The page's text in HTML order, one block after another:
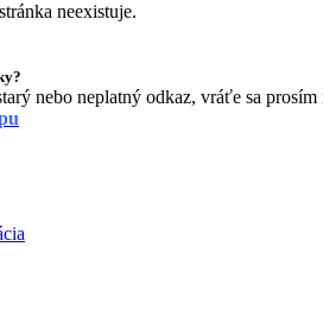
neexistuje.
nebo neplatný odkaz, vráťe sa prosím